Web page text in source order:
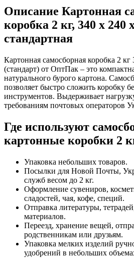
Описание Картонная
коробка 2 кг, 340 х 240
стандартная
Картонная самосборная коробка 2
(стандарт) от ОптПак – это
натурального бурого картона.
позволяет быстро сложить коробку
инструментов. Выдерживает
требованиям почтовых операторов
Где используют
картонные коробки 2
Упаковка небольших товаров.
Посылки для Новой Почты,
служб весом до 2 кг.
Оформление сувениров,
сладостей, чая, кофе, специй.
Отправка литературы,
материалов.
Переезд, хранение вещей,
родственникам или друзьям.
Упаковка мелких изделий
удобрений в небольших